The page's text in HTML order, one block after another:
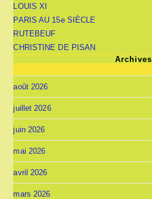
LOUIS XI
PARIS AU 15e SIÈCLE
RUTEBEUF
CHRISTINE DE PISAN
Archives
août 2026
juillet 2026
juin 2026
mai 2026
avril 2026
mars 2026